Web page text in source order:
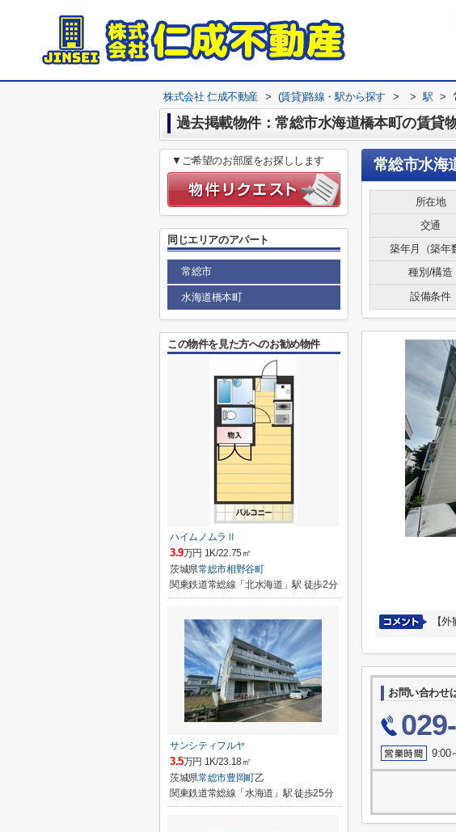
株式会社 仁成不動産 > (賃貸)路線・駅から探す > > 駅 >
過去掲載物件：常総市水海道橋本町の賃貸
常総市水海
所在地
交通
築年月（築年
種別/構造
設備条件
【外
お問い合わせ
9:00
▼ご希望のお部屋をお探しします
同じエリアのアパート
常総市
水海道橋本町
この物件を見た方へのお勧め物件
ハイムノムラⅡ
3.9万円 1K/22.75㎡
茨城県常総市相野谷町
関東鉄道常総線「北水海道」駅 徒歩2分
サンシティフルヤ
3.5万円 1K/23.18㎡
茨城県常総市豊岡町乙
関東鉄道常総線「水海道」駅 徒歩25分